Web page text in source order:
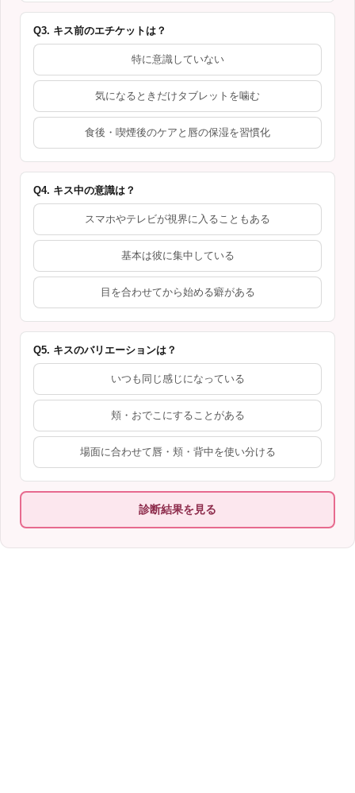
Q3. キス前のエチケットは？
特に意識していない
気になるときだけタブレットを噛む
食後・喫煙後のケアと唇の保湿を習慣化
Q4. キス中の意識は？
スマホやテレビが視界に入ることもある
基本は彼に集中している
目を合わせてから始める癖がある
Q5. キスのバリエーションは？
いつも同じ感じになっている
頬・おでこにすることがある
場面に合わせて唇・頬・背中を使い分ける
診断結果を見る